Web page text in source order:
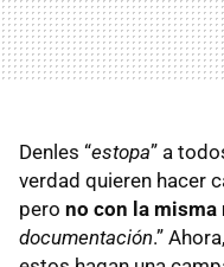
Denles “estopa” a
verdad quieren hacer
pero no con la misma
documentación.”